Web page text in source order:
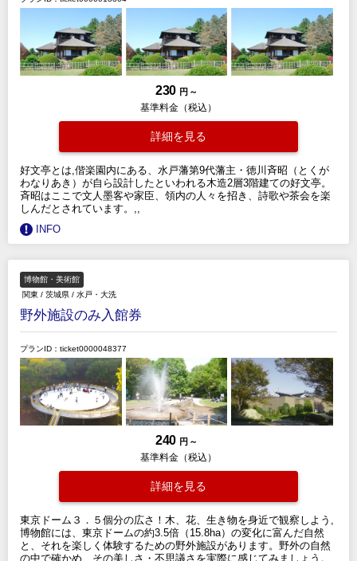
230 円 ～
基準料金（税込）
詳細を見る
好文亭とは,偕楽園内にある、水戸藩第9代藩主・徳川斉昭（とくが
わなりあき）が自ら設計したといわれる木造2層3階建ての好文亭。
斉昭はここで文人墨客や家臣、領内の人々を招き、詩歌や茶会を楽
しんだとされています。,,
INFO
博物館・美術館
関東 / 茨城県 / 水戸・大洗
野外施設のみ入館券
プランID：ticket0000048377
240 円 ～
基準料金（税込）
詳細を見る
東京ドーム３．５個分の広さ！木、花、生き物を身近で観察しよう,
博物館には、東京ドームの約3.5倍（15.8ha）の変化に富んだ自然
と、それを楽しく体験するための野外施設があります。野外の自然
の中で確かめ、その美しさ・不思議さを実際に感じてみましょう。,